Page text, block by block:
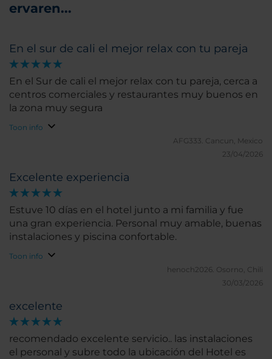
ervaren...
En el sur de cali el mejor relax con tu pareja
En el Sur de cali el mejor relax con tu pareja, cerca a
centros comerciales y restaurantes muy buenos en
la zona muy segura
Toon info
AFG333. Cancun, Mexico
23/04/2026
Excelente experiencia
Estuve 10 días en el hotel junto a mi familia y fue
una gran experiencia. Personal muy amable, buenas
instalaciones y piscina confortable.
Toon info
henoch2026. Osorno, Chili
30/03/2026
excelente
recomendado excelente servicio.. las instalaciones
el personal y subre todo la ubicación del Hotel es